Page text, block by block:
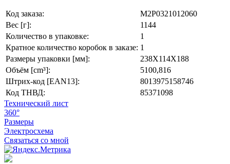
Код заказа:
M2P0321012060
Вес [г]:
1144
Количество в упаковке:
1
Кратное количество коробок в заказе: 1
Размеры упаковки [мм]:
238X114X188
Объём [cm³]:
5100,816
Штрих-код [EAN13]:
8013975158746
Код ТНВД:
85371098
Технический лист
360°
Размеры
Электросхема
Связаться со мной